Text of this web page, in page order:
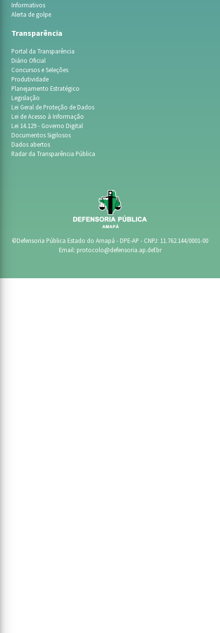
Informativos
Alerta de golpe
Transparência
Portal da Transparência
Diário Oficial
Concursos e Seleções
Produtividade
Planejamento Estratégico
Legislação
Lei Geral de Proteção de Dados
Lei de Acesso à Informação
Lei 14.129 - Governo Digital
Documentos Sigilosos
Dados abertos
Radar da Transparência Pública
©Defensoria Pública Estado do Amapá - DPE-AP - CNPJ: 11.762.144/0001-00
Email: protocolo@defensoria.ap.def.br